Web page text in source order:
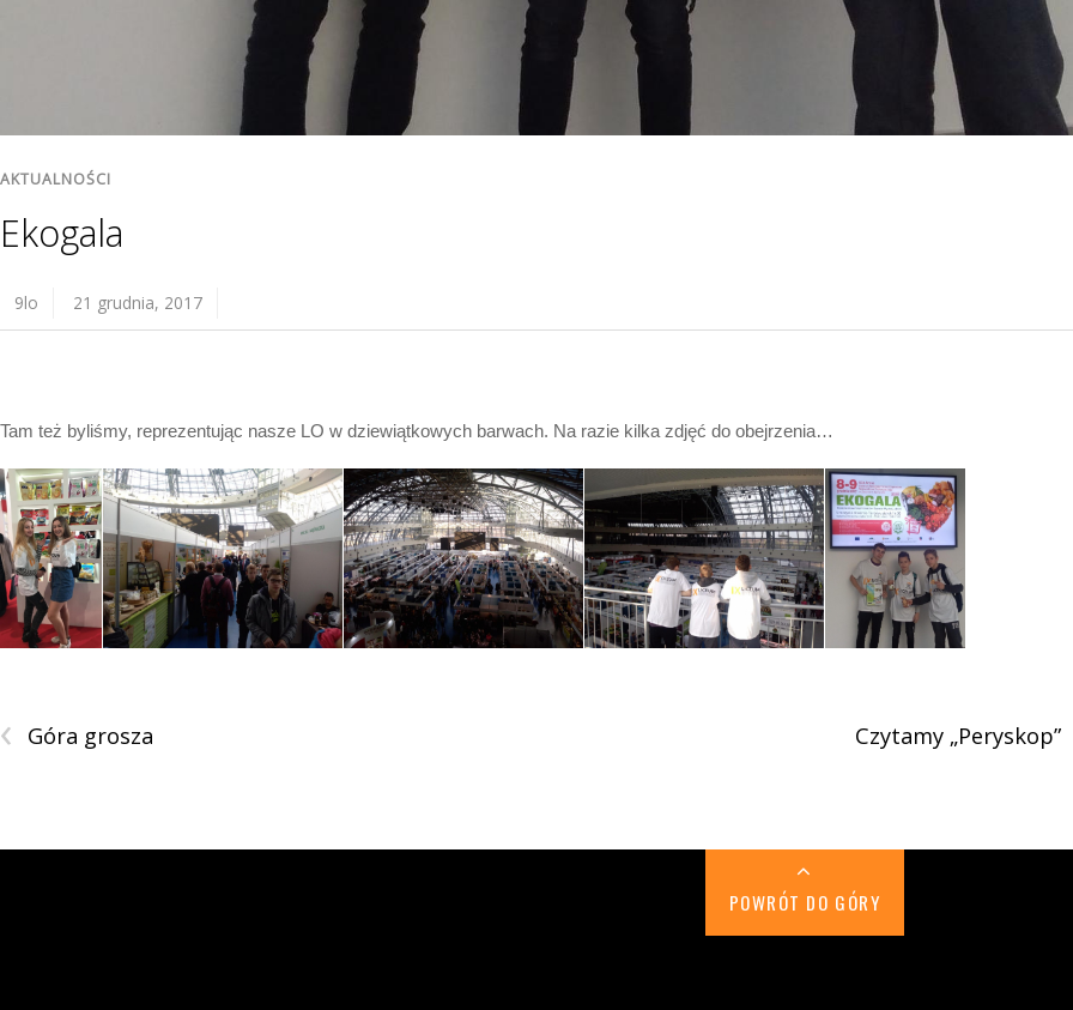
AKTUALNOŚCI
Ekogala
9lo 21 grudnia, 2017
Tam też byliśmy, reprezentując nasze LO w dziewiątkowych barwach. Na razie kilka zdjęć do obejrzenia…
‹ Góra grosza Czytamy „Peryskop”
POWRÓT DO GÓRY